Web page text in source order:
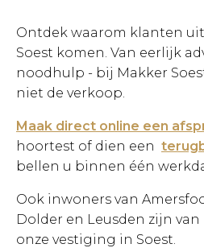
Ontdek waarom klanten
Soest komen. Van eerlijk
noodhulp - bij Makker
niet de verkoop.
Maak direct online een
hoortest of dien een
bellen u binnen één
Ook inwoners van
Dolder en Leusden zijn
onze vestiging in Soest.